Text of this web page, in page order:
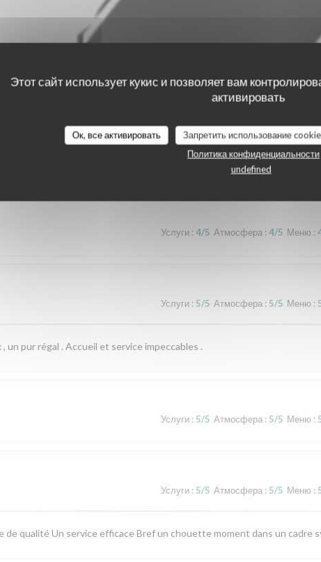
Этот сайт использует кукис и позволяет вам
активировать
Ок, все активировать Запретить использование
Политика конфиденциальности
undefined
Оценки наших посетителей
Услуги : 4/5 Атмосфера : 4/5 Меню :
Услуги : 5/5 Атмосфера : 5/5 Меню :
pur régal . Accueil et service impeccables .
Услуги : 5/5 Атмосфера : 5/5 Меню :
Услуги : 5/5 Атмосфера : 5/5 Меню :
de qualité Un service efficace Bref un chouette moment dans un cadre